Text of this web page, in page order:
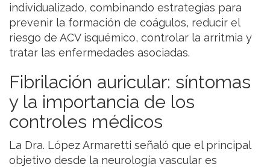
individualizado, combinando estrategias para
prevenir la formación de coágulos, reducir el
riesgo de ACV isquémico, controlar la arritmia y
tratar las enfermedades asociadas.
Fibrilación auricular: síntomas
y la importancia de los
controles médicos
La Dra. López Armaretti señaló que el principal
objetivo desde la neurología vascular es